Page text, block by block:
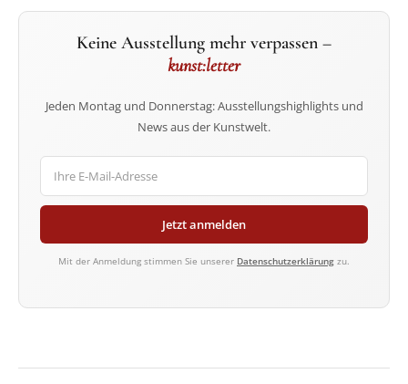
Keine Ausstellung mehr verpassen –
kunst:letter
Jeden Montag und Donnerstag: Ausstellungshighlights und
News aus der Kunstwelt.
Jetzt anmelden
Mit der Anmeldung stimmen Sie unserer Datenschutzerklärung zu.